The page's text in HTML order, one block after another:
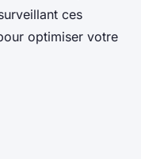
ces
optimiser votre